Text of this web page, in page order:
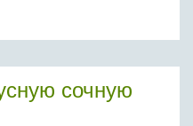
сочную